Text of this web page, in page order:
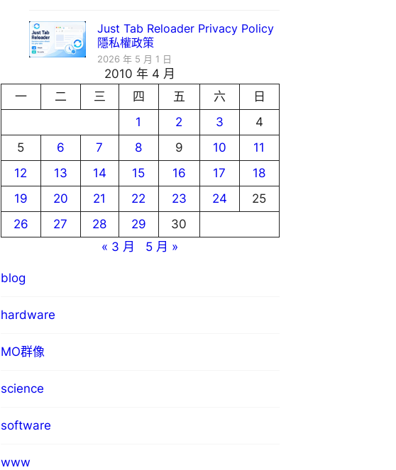
Just Tab Reloader Privacy Policy
隱私權政策
2026 年 5 月 1 日
2010 年 4 月
一
二 三 四 五 六
日
1
2 3
4
5
6 7 8 9 10
11
12
13 14 15 16 17
18
19
20 21 22 23 24
25
26
27 28 29
30
« 3 月
5 月 »
blog
hardware
MO群像
science
software
www